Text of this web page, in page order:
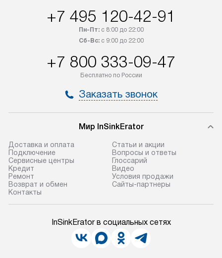
+7 495 120-42-91
Пн-Пт:с 8:00 до 22:00
Сб-Вс:с 9:00 до 22:00
+7 800 333-09-47
Бесплатно по России
Заказать звонок
Мир InSinkErator
Доставка и оплата
Подключение
Сервисные центры
Кредит
Ремонт
Возврат и обмен
Контакты
Статьи и акции
Вопросы и ответы
Глоссарий
Видео
Условия продажи
Сайты-партнеры
InSinkErator в социальных сетях